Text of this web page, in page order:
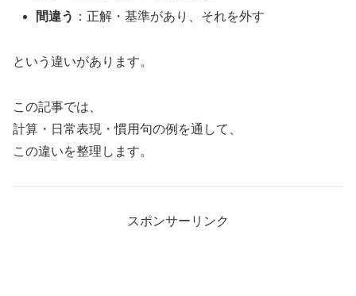
間違う ：正解・基準があり、それを外す
という違いがあります。
この記事では、
計算・日常表現・慣用句の例を通して、
この違いを整理します。
スポンサーリンク